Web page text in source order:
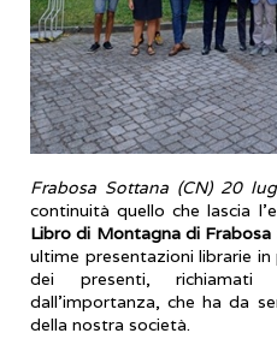
Frabosa Sottana (CN) 20
continuità quello che lascia
Libro di Montagna di
ultime presentazioni librarie
dei presenti,
dall’importanza, che ha da
della nostra società.